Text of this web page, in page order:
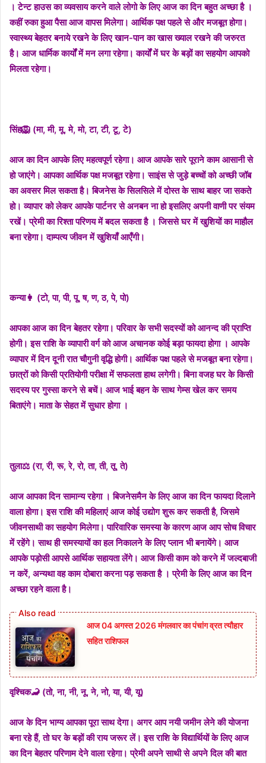
। टेन्ट हाउस का व्यवसाय करने वाले लोगो के लिए आज का दिन बहुत अच्छा है ।
कहीं रुका हुआ पैसा आज वापस मिलेगा। आर्थिक पक्ष पहले से और मजबूत होगा।
स्वास्थ्य बेहतर बनाये रखने के लिए खान-पान का खास ख्याल रखने की जरुरत
है। आज धार्मिक कार्यों में मन लगा रहेगा। कार्यों में घर के बड़ों का सहयोग आपको
मिलता रहेगा।
सिंह🦁 (मा, मी, मू, मे, मो, टा, टी, टू, टे)
आज का दिन आपके लिए महत्वपूर्ण रहेगा। आज आपके सारे पूराने काम आसानी से
हो जाएंगे। आपका आर्थिक पक्ष मजबूत रहेगा। साइंस से जुड़े बच्चों को अच्छी जॉब
का अवसर मिल सकता है। बिजनेस के सिलसिले में दोस्त के साथ बाहर जा सकते
हो। व्यापार को लेकर आपके पार्टनर से अनबन ना हो इसलिए अपनी वाणी पर संयम
रखें। प्रेमी का रिश्ता परिणय में बदल सकता है । जिससे घर में खुशियों का माहौल
बना रहेगा। दाम्पत्य जीवन में खुशियाँ आएँगी।
कन्या👩 (टो, पा, पी, पू, ष, ण, ठ, पे, पो)
आपका आज का दिन बेहतर रहेगा। परिवार के सभी सदस्यों को आनन्द की प्राप्ति
होगी। इस राशि के व्यापारी वर्ग को आज अचानक कोई बड़ा फायदा होगा । आपके
व्यापार में दिन दूनी रात चौगुनी वृद्धि होगी। आर्थिक पक्ष पहले से मजबूत बना रहेगा।
छात्रों को किसी प्रतियोगी परीक्षा में सफलता हाथ लगेगी। बिना वजह घर के किसी
सदस्य पर गुस्सा करने से बचें। आज भाई बहन के साथ गेम्स खेल कर समय
बिताएंगे। माता के सेहत में सुधार होगा ।
तुला⚖️ (रा, री, रू, रे, रो, ता, ती, तू, ते)
आज आपका दिन सामान्य रहेगा । बिजनेसमैन के लिए आज का दिन फायदा दिलाने
वाला होगा। इस राशि की महिलाएं आज कोई उद्योग शुरू कर सकती है, जिसमे
जीवनसाथी का सहयोग मिलेगा। पारिवारिक समस्या के कारण आज आप सोच विचार
में रहेंगे। साथ ही समस्यायों का हल निकालने के लिए प्लान भी बनायेंगे। आज
आपके पड़ोसी आपसे आर्थिक सहायता लेंगे। आज किसी काम को करने में जल्दबाजी
न करें, अन्यथा वह काम दोबारा करना पड़ सकता है । प्रेमी के लिए आज का दिन
अच्छा रहने वाला है।
आज 04 अगस्त 2026 मंगलवार का पंचांग व्रत त्यौहार
सहित राशिफल
वृश्चिक🦂 (तो, ना, नी, नू, ने, नो, या, यी, यू)
आज के दिन भाग्य आपका पूरा साथ देगा। अगर आप नयी जमीन लेने की योजना
बना रहे हैं, तो घर के बड़ों की राय जरूर लें। इस राशि के विद्यार्थियों के लिए आज
का दिन बेहतर परिणाम देने वाला रहेगा। प्रेमी अपने साथी से अपने दिल की बात